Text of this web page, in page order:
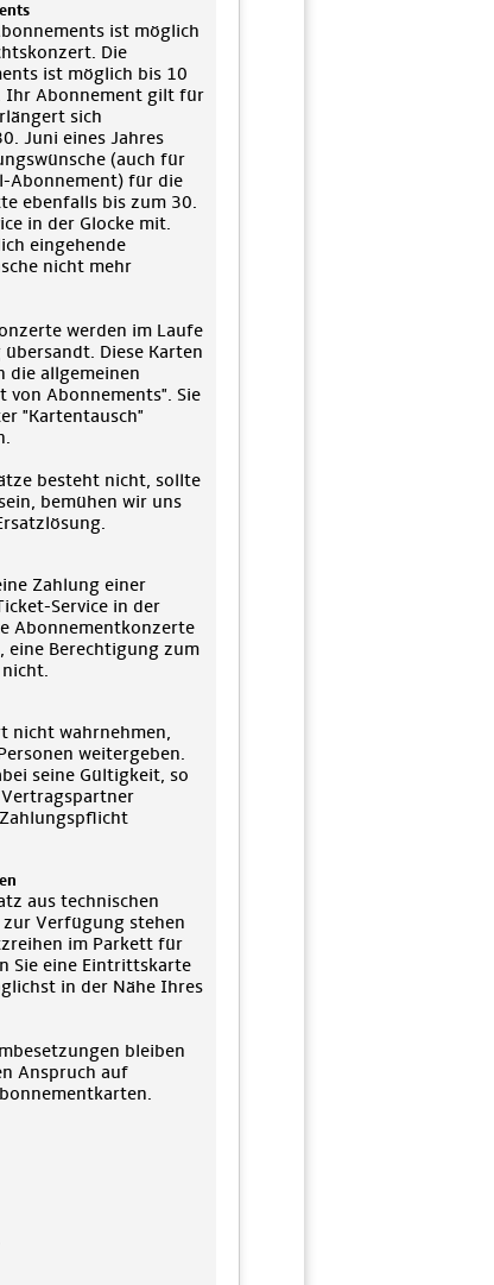
ist möglich
Die
ist möglich bis 10
Ihr Abonnement gilt für
sich
Juni eines Jahres
(auch für
Abonnement) für die
ebenfalls bis zum 30.
in der Glocke mit.
eingehende
nicht mehr
werden im Laufe
Diese Karten
die allgemeinen
von Abonnements". Sie
"Kartentausch"
besteht nicht, sollte
bemühen wir uns
Zahlung einer
Service in der
Abonnementkonzerte
eine Berechtigung zum
nicht wahrnehmen,
weitergeben.
seine Gültigkeit, so
aus technischen
Verfügung stehen
im Parkett für
Sie eine Eintrittskarte
in der Nähe Ihres
bleiben
Anspruch auf